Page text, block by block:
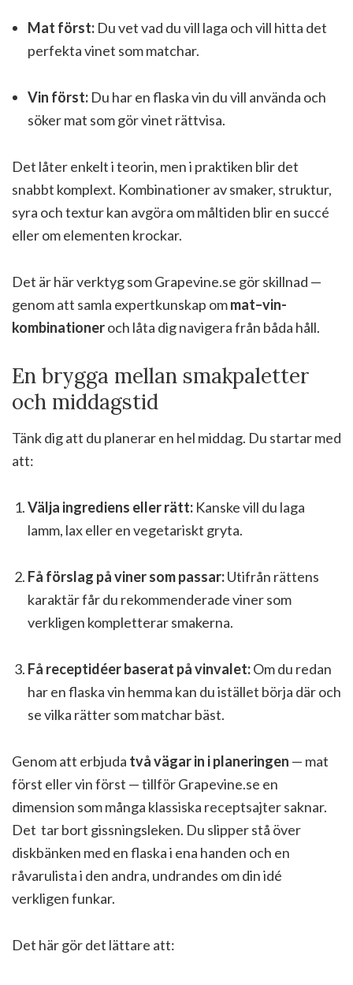
Mat först: Du vet vad du vill laga och vill hitta det
perfekta vinet som matchar.
Vin först: Du har en flaska vin du vill använda och
söker mat som gör vinet rättvisa.
Det låter enkelt i teorin, men i praktiken blir det
snabbt komplext. Kombinationer av smaker, struktur,
syra och textur kan avgöra om måltiden blir en succé
eller om elementen krockar.
Det är här verktyg som Grapevine.se gör skillnad —
genom att samla expertkunskap ommat–vin-
kombinationeroch låta dig navigera från båda håll.
En brygga mellan smakpaletter
och middagstid
Tänk dig att du planerar en hel middag. Du startar med
att:
Välja ingrediens eller rätt: Kanske vill du laga
lamm, lax eller en vegetariskt gryta.
Få förslag på viner som passar:Utifrån rättens
karaktär får du rekommenderade viner som
verkligen kompletterar smakerna.
Få receptidéer baserat på vinvalet:Om du redan
har en flaska vin hemma kan du istället börja där och
se vilka rätter som matchar bäst.
Genom att erbjuda två vägar in i planeringen — mat
först eller vin först — tillför Grapevine.se en
dimension som många klassiska receptsajter saknar.
Det tar bort gissningsleken. Du slipper stå över
diskbänken med en flaska i ena handen och en
råvarulista i den andra, undrandes om din idé
verkligen funkar.
Det här gör det lättare att: